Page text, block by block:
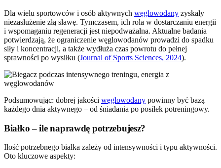
Dla wielu sportowców i osób aktywnych węglowodany zyskały
niezasłużenie złą sławę. Tymczasem, ich rola w dostarczaniu energii
i wspomaganiu regeneracji jest niepodważalna. Aktualne badania
potwierdzają, że ograniczenie węglowodanów prowadzi do spadku
siły i koncentracji, a także wydłuża czas powrotu do pełnej
sprawności po wysiłku (Journal of Sports Sciences, 2024).
Podsumowując: dobrej jakości węglowodany powinny być bazą
każdego dnia aktywnego – od śniadania po posiłek potreningowy.
Białko – ile naprawdę potrzebujesz?
Ilość potrzebnego białka zależy od intensywności i typu aktywności.
Oto kluczowe aspekty: